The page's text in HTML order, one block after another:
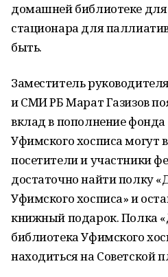
домашней библиотеке
стационара для
быть.
Заместитель
и СМИ РБ Марат Газизов
вклад в пополнение
Уфимского хосписа могут
посетители и участники
достаточно найти полку
Уфимского хосписа» и
книжный подарок. Полка
библиотека Уфимского
находиться на Советской